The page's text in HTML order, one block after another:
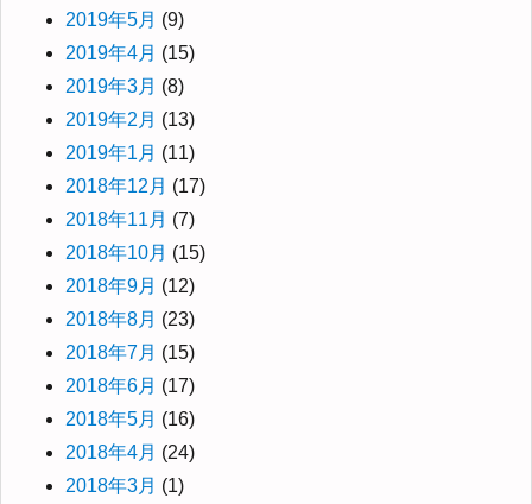
2019年5月 (9)
2019年4月 (15)
2019年3月 (8)
2019年2月 (13)
2019年1月 (11)
2018年12月 (17)
2018年11月 (7)
2018年10月 (15)
2018年9月 (12)
2018年8月 (23)
2018年7月 (15)
2018年6月 (17)
2018年5月 (16)
2018年4月 (24)
2018年3月 (1)